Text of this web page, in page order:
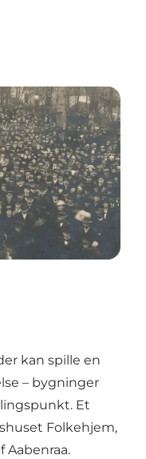
kan spille en
– bygninger
Et
Folkehjem,
Aabenraa.